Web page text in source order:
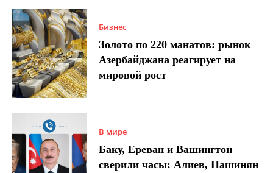
Бизнес
Золото по 220 манатов: рынок
Азербайджана реагирует на
мировой рост
В мире
Баку, Ереван и Вашингтон
сверили часы: Алиев, Пашинян